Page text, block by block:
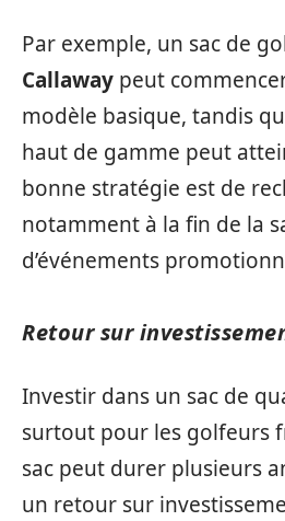
Par exemple, un sac de
Callaway peut
modèle basique, tandis
haut de gamme peut
bonne stratégie est de
notamment à la fin de la
d’événements
Retour sur
Investir dans un sac de
surtout pour les golfeurs
sac peut durer plusieurs
un retour sur